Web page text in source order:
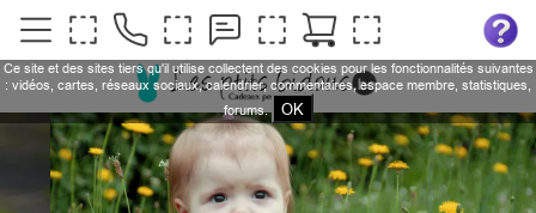
Ce site et des sites tiers qu'il utilise collectent des cookies pour les fonctionnalités suivantes
: vidéos, cartes, réseaux sociaux, calendrier, commentaires, espace membre, statistiques,
forums.
OK